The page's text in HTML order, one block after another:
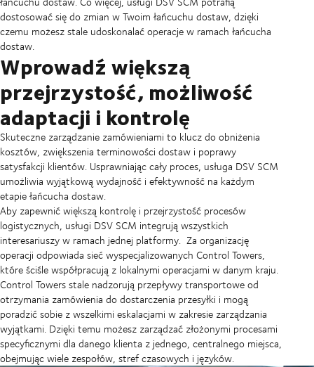
dostosować się do zmian w Twoim łańcuchu dostaw, dzięki
czemu możesz stale udoskonalać operacje w ramach łańcucha
dostaw.
Wprowadź większą
przejrzystość, możliwość
adaptacji i kontrolę
Skuteczne zarządzanie zamówieniami to klucz do obniżenia
kosztów, zwiększenia terminowości dostaw i poprawy
satysfakcji klientów. Usprawniając cały proces, usługa DSV SCM
umożliwia wyjątkową wydajność i efektywność na każdym
etapie łańcucha dostaw.
Aby zapewnić większą kontrolę i przejrzystość procesów
logistycznych, usługi DSV SCM integrują wszystkich
interesariuszy w ramach jednej platformy. Za organizację
operacji odpowiada sieć wyspecjalizowanych Control Towers,
które ściśle współpracują z lokalnymi operacjami w danym kraju.
Control Towers stale nadzorują przepływy transportowe od
otrzymania zamówienia do dostarczenia przesyłki i mogą
poradzić sobie z wszelkimi eskalacjami w zakresie zarządzania
wyjątkami. Dzięki temu możesz zarządzać złożonymi procesami
specyficznymi dla danego klienta z jednego, centralnego miejsca,
obejmując wiele zespołów, stref czasowych i języków.